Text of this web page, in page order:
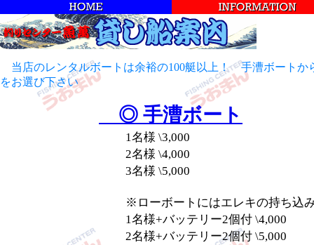
当店のレンタルボートは余裕の100艇以上！ 手漕ボートか
をお選び下さい
◎ 手漕ボート
1名様 \3,000
2名様 \4,000
3名様 \5,000
※ローボートにはエレキの持ち込み
1名様+バッテリー2個付 \4,000
2名様+バッテリー2個付 \5,000